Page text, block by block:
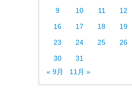
9
10 11 12
16
17 18 19
23
24 25 26
30
31
« 9月
11月 »